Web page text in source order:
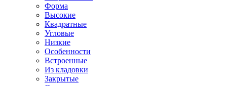
Форма
Высокие
Квадратные
Угловые
Низкие
Особенности
Встроенные
Из кладовки
Закрытые